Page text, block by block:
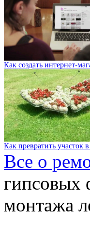
Как создать интернет-
Как превратить участок
Все о
гипсовых
монтажа